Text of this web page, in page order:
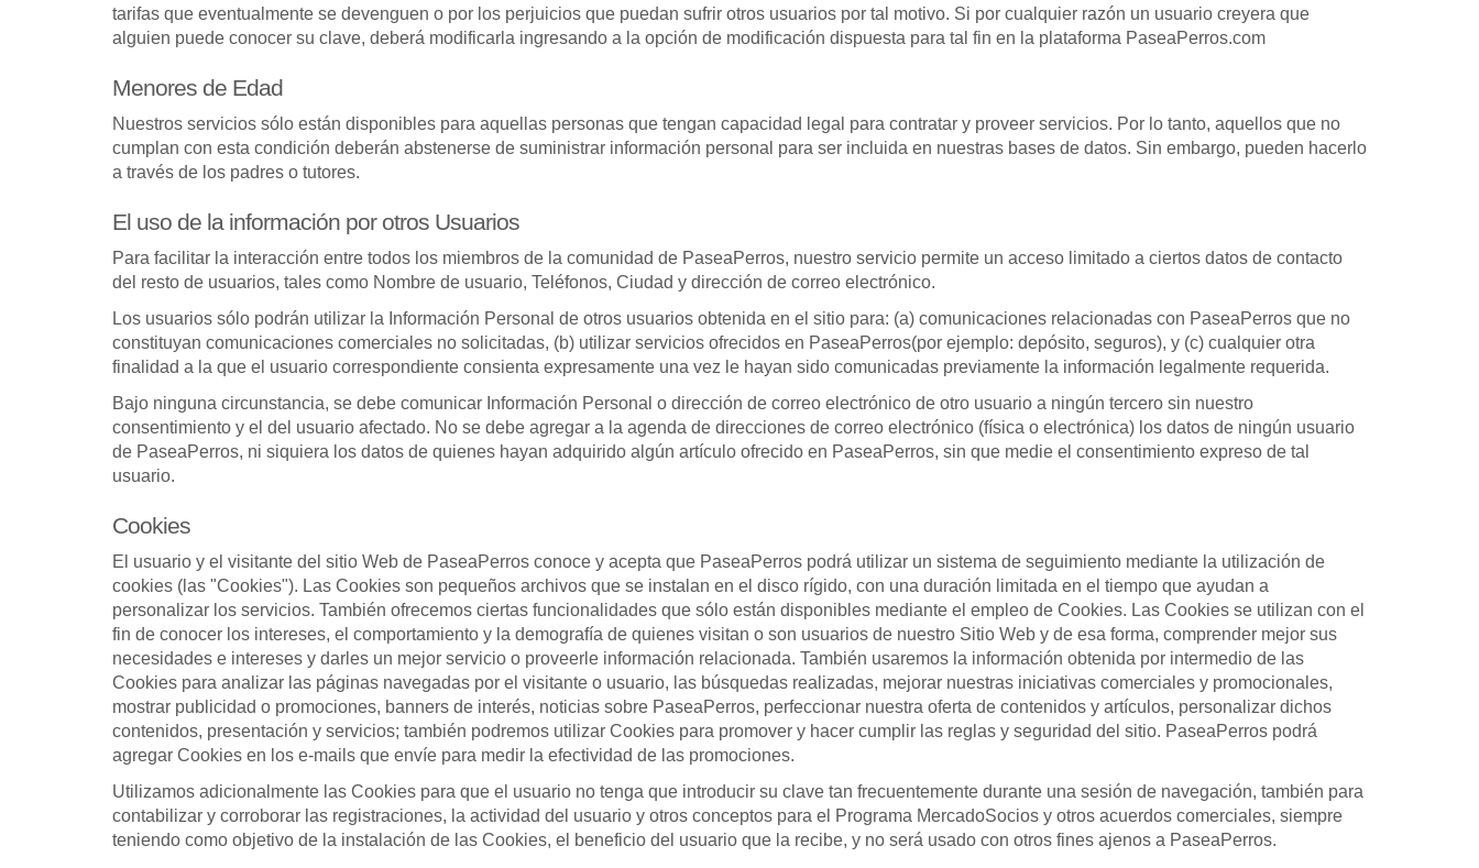
tarifas que eventualmente se devenguen o por los perjuicios que puedan sufrir otros usuarios por tal motivo. Si por cualquier razón un usuario creyera que
alguien puede conocer su clave, deberá modificarla ingresando a la opción de modificación dispuesta para tal fin en la plataforma PaseaPerros.com
Menores de Edad
Nuestros servicios sólo están disponibles para aquellas personas que tengan capacidad legal para contratar y proveer servicios. Por lo tanto, aquellos que no
cumplan con esta condición deberán abstenerse de suministrar información personal para ser incluida en nuestras bases de datos. Sin embargo, pueden hacerlo
a través de los padres o tutores.
El uso de la información por otros Usuarios
Para facilitar la interacción entre todos los miembros de la comunidad de PaseaPerros, nuestro servicio permite un acceso limitado a ciertos datos de contacto
del resto de usuarios, tales como Nombre de usuario, Teléfonos, Ciudad y dirección de correo electrónico.
Los usuarios sólo podrán utilizar la Información Personal de otros usuarios obtenida en el sitio para: (a) comunicaciones relacionadas con PaseaPerros que no
constituyan comunicaciones comerciales no solicitadas, (b) utilizar servicios ofrecidos en PaseaPerros(por ejemplo: depósito, seguros), y (c) cualquier otra
finalidad a la que el usuario correspondiente consienta expresamente una vez le hayan sido comunicadas previamente la información legalmente requerida.
Bajo ninguna circunstancia, se debe comunicar Información Personal o dirección de correo electrónico de otro usuario a ningún tercero sin nuestro
consentimiento y el del usuario afectado. No se debe agregar a la agenda de direcciones de correo electrónico (física o electrónica) los datos de ningún usuario
de PaseaPerros, ni siquiera los datos de quienes hayan adquirido algún artículo ofrecido en PaseaPerros, sin que medie el consentimiento expreso de tal
usuario.
Cookies
El usuario y el visitante del sitio Web de PaseaPerros conoce y acepta que PaseaPerros podrá utilizar un sistema de seguimiento mediante la utilización de
cookies (las "Cookies"). Las Cookies son pequeños archivos que se instalan en el disco rígido, con una duración limitada en el tiempo que ayudan a
personalizar los servicios. También ofrecemos ciertas funcionalidades que sólo están disponibles mediante el empleo de Cookies. Las Cookies se utilizan con el
fin de conocer los intereses, el comportamiento y la demografía de quienes visitan o son usuarios de nuestro Sitio Web y de esa forma, comprender mejor sus
necesidades e intereses y darles un mejor servicio o proveerle información relacionada. También usaremos la información obtenida por intermedio de las
Cookies para analizar las páginas navegadas por el visitante o usuario, las búsquedas realizadas, mejorar nuestras iniciativas comerciales y promocionales,
mostrar publicidad o promociones, banners de interés, noticias sobre PaseaPerros, perfeccionar nuestra oferta de contenidos y artículos, personalizar dichos
contenidos, presentación y servicios; también podremos utilizar Cookies para promover y hacer cumplir las reglas y seguridad del sitio. PaseaPerros podrá
agregar Cookies en los e-mails que envíe para medir la efectividad de las promociones.
Utilizamos adicionalmente las Cookies para que el usuario no tenga que introducir su clave tan frecuentemente durante una sesión de navegación, también para
contabilizar y corroborar las registraciones, la actividad del usuario y otros conceptos para el Programa MercadoSocios y otros acuerdos comerciales, siempre
teniendo como objetivo de la instalación de las Cookies, el beneficio del usuario que la recibe, y no será usado con otros fines ajenos a PaseaPerros.